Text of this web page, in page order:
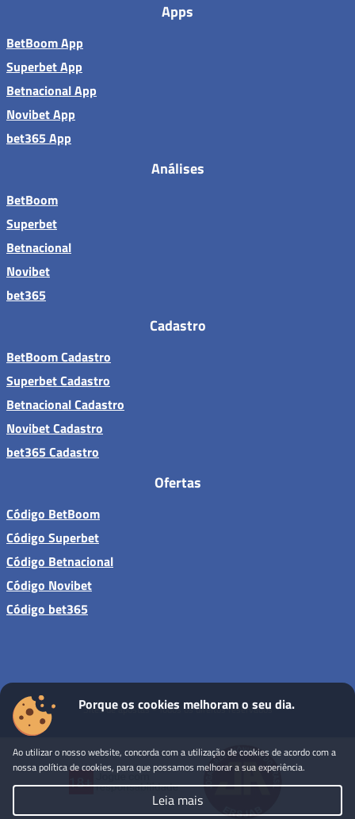
Apps
BetBoom App
Superbet App
Betnacional App
Novibet App
bet365 App
Análises
BetBoom
Superbet
Betnacional
Novibet
bet365
Cadastro
BetBoom Cadastro
Superbet Cadastro
Betnacional Cadastro
Novibet Cadastro
bet365 Cadastro
Ofertas
Código BetBoom
Código Superbet
Código Betnacional
Código Novibet
Código bet365
Sites de apostas - Todos os direitos reservados
Porque os cookies melhoram o seu dia.
Ao utilizar o nosso website, concorda com a utilização de cookies de acordo com a
nossa política de cookies, para que possamos melhorar a sua experiência.
Leia mais